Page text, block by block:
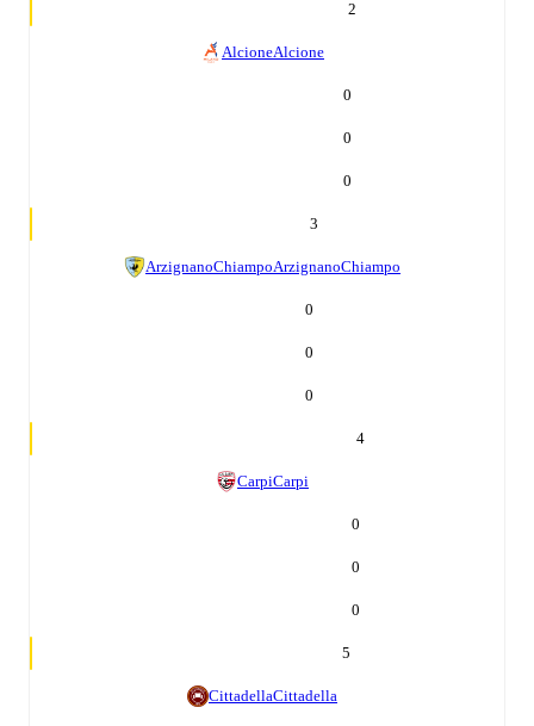
2
AlcioneAlcione
0
0
0
3
ArzignanoChiampoArzignanoChiampo
0
0
0
4
CarpiCarpi
0
0
0
5
CittadellaCittadella